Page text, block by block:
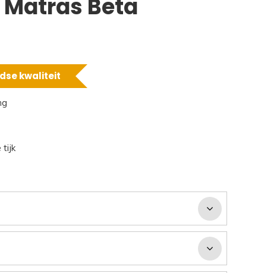
Beta
kwaliteit
tijk